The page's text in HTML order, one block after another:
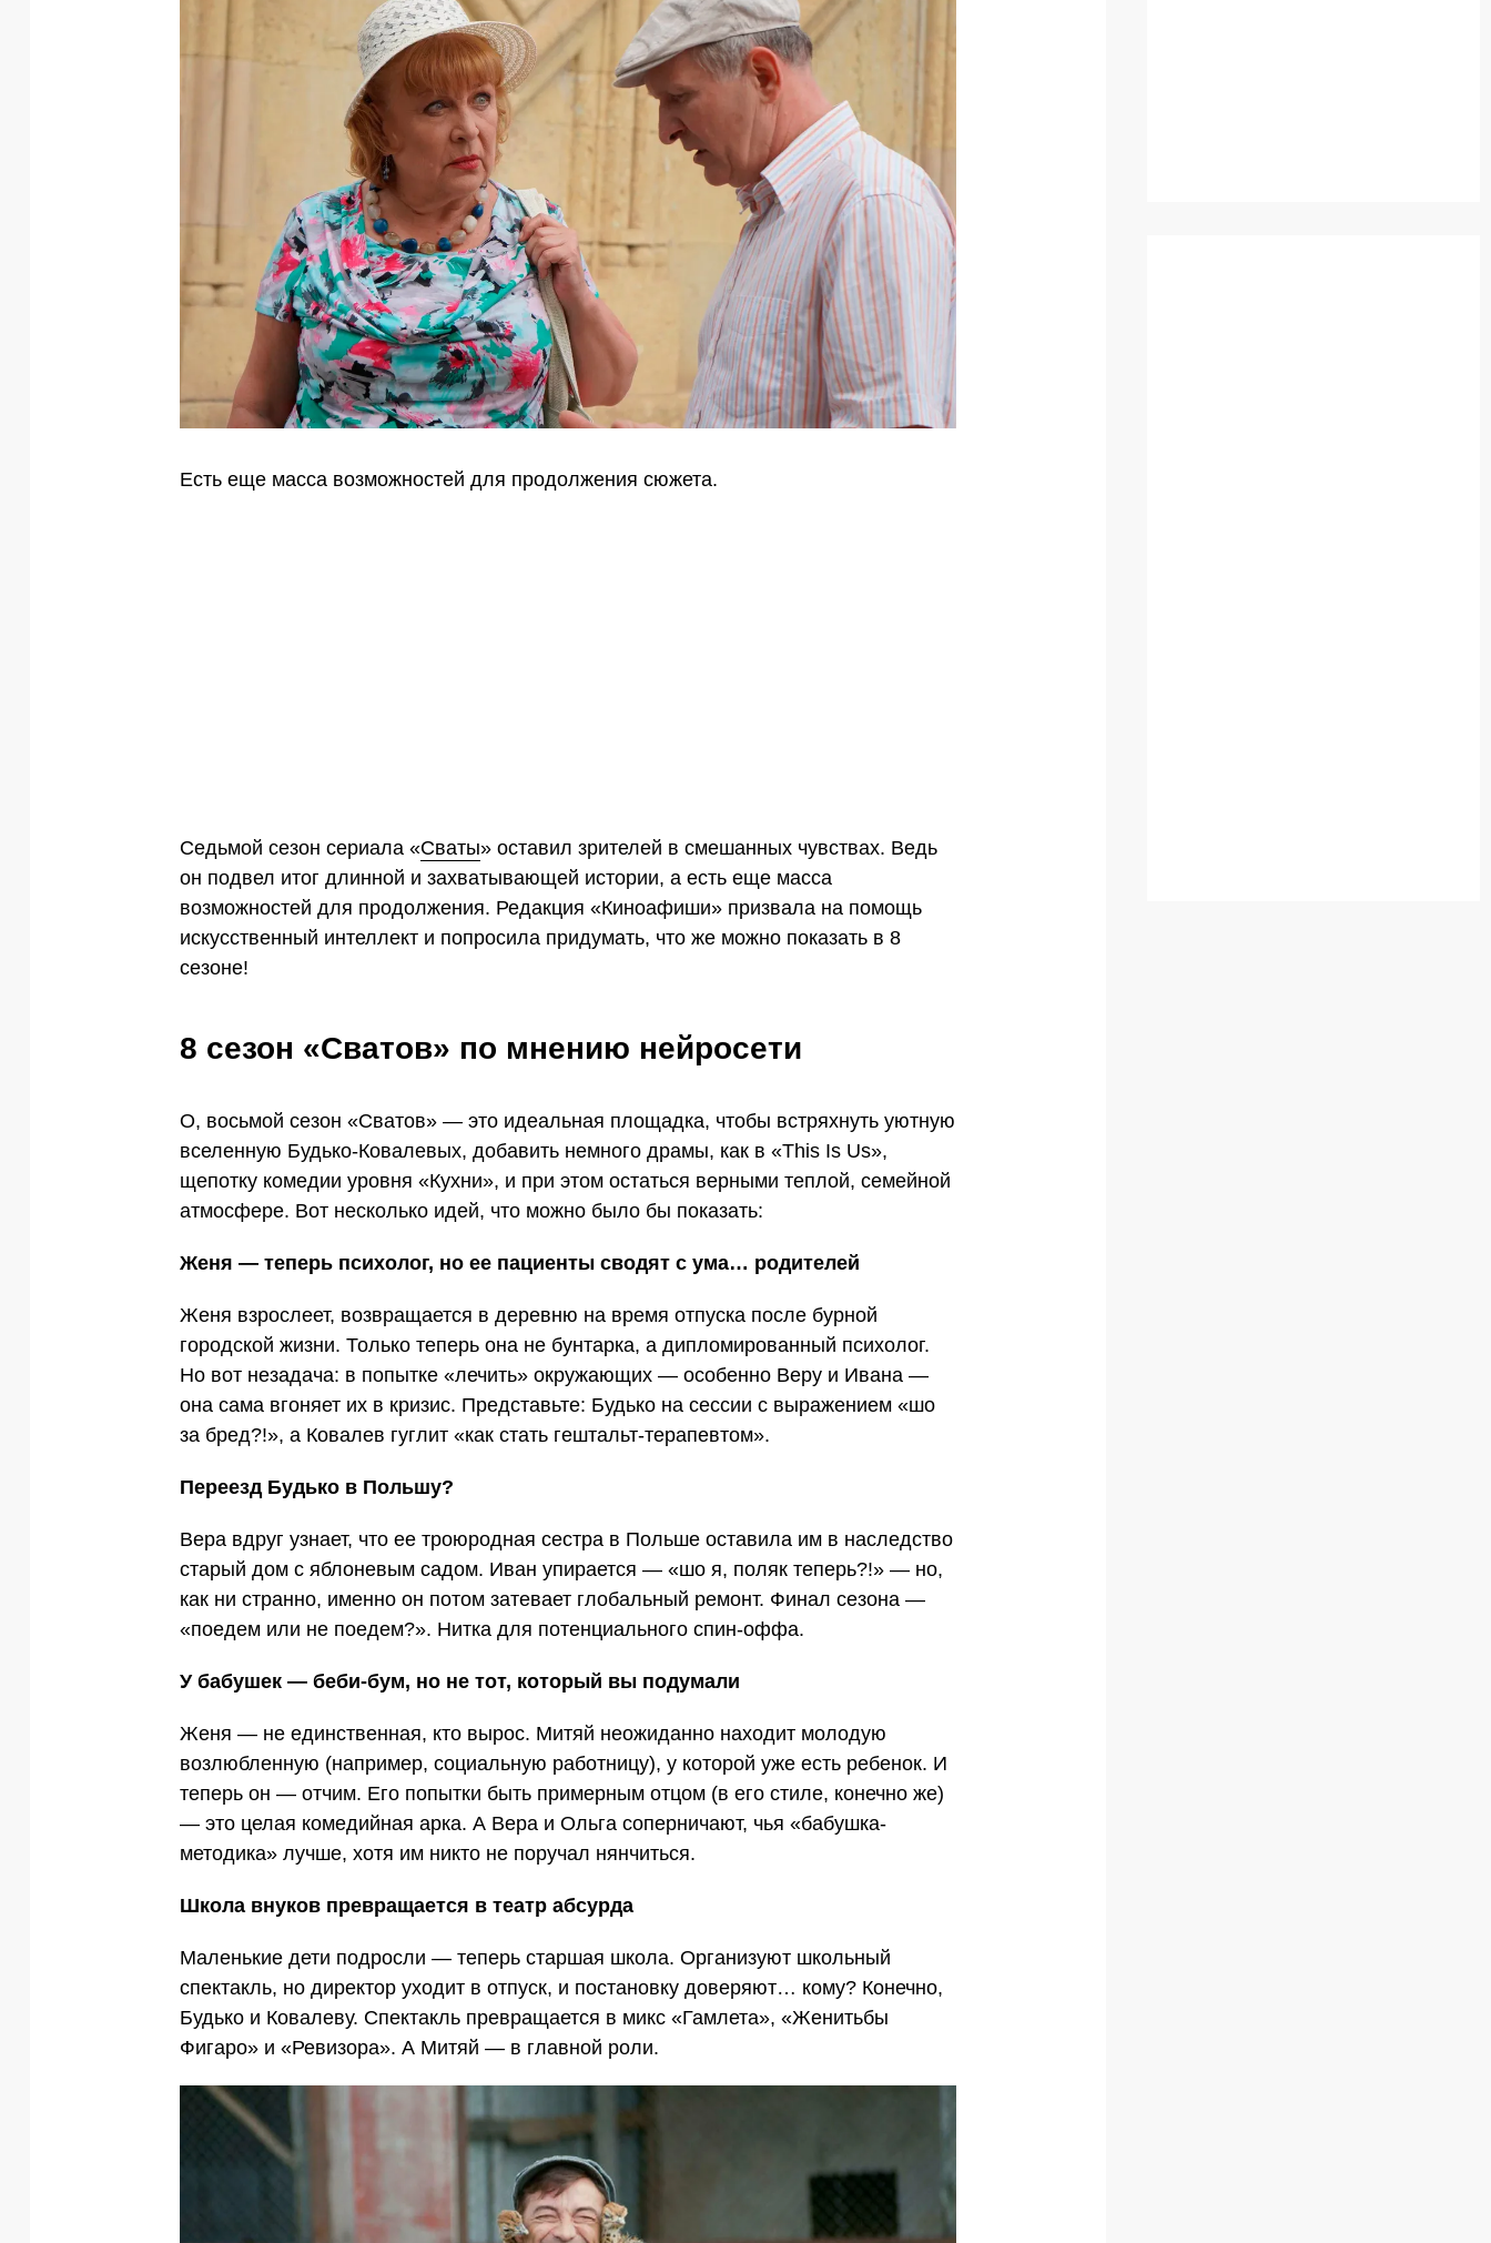
Есть еще масса возможностей для продолжения сюжета.
Седьмой сезон сериала «Сваты» оставил зрителей в смешанных чувствах. Ведь
он подвел итог длинной и захватывающей истории, а есть еще масса
возможностей для продолжения. Редакция «Киноафиши» призвала на помощь
искусственный интеллект и попросила придумать, что же можно показать в 8
сезоне!
8 сезон «Сватов» по мнению нейросети
О, восьмой сезон «Сватов» — это идеальная площадка, чтобы встряхнуть уютную
вселенную Будько-Ковалевых, добавить немного драмы, как в «This Is Us»,
щепотку комедии уровня «Кухни», и при этом остаться верными теплой, семейной
атмосфере. Вот несколько идей, что можно было бы показать:
Женя — теперь психолог, но ее пациенты сводят с ума… родителей
Женя взрослеет, возвращается в деревню на время отпуска после бурной
городской жизни. Только теперь она не бунтарка, а дипломированный психолог.
Но вот незадача: в попытке «лечить» окружающих — особенно Веру и Ивана —
она сама вгоняет их в кризис. Представьте: Будько на сессии с выражением «шо
за бред?!», а Ковалев гуглит «как стать гештальт-терапевтом».
Переезд Будько в Польшу?
Вера вдруг узнает, что ее троюродная сестра в Польше оставила им в наследство
старый дом с яблоневым садом. Иван упирается — «шо я, поляк теперь?!» — но,
как ни странно, именно он потом затевает глобальный ремонт. Финал сезона —
«поедем или не поедем?». Нитка для потенциального спин-оффа.
У бабушек — беби-бум, но не тот, который вы подумали
Женя — не единственная, кто вырос. Митяй неожиданно находит молодую
возлюбленную (например, социальную работницу), у которой уже есть ребенок. И
теперь он — отчим. Его попытки быть примерным отцом (в его стиле, конечно же)
— это целая комедийная арка. А Вера и Ольга соперничают, чья «бабушка-
методика» лучше, хотя им никто не поручал нянчиться.
Школа внуков превращается в театр абсурда
Маленькие дети подросли — теперь старшая школа. Организуют школьный
спектакль, но директор уходит в отпуск, и постановку доверяют… кому? Конечно,
Будько и Ковалеву. Спектакль превращается в микс «Гамлета», «Женитьбы
Фигаро» и «Ревизора». А Митяй — в главной роли.